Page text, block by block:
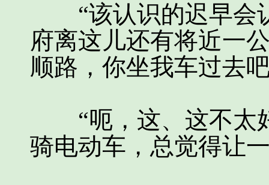
“该认识的迟早会
府离这儿还有将近一
顺路，你坐我车过去
“呃，这、这不太
骑电动车，总觉得让